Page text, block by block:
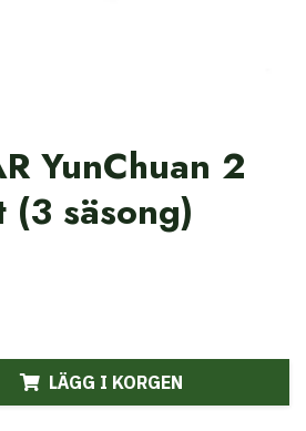
YunChuan 2
(3 säsong)
LÄGG I KORGEN